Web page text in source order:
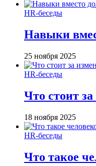
HR-беседы
Навыки
25 ноября 2025
HR-беседы
Что стоит
18 ноября 2025
HR-беседы
Что такое